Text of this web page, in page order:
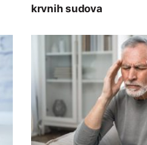
krvnih sudova